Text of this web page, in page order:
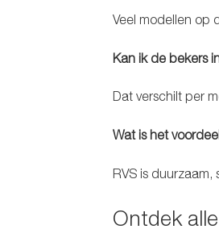
Veel modellen op
Kan ik de bekers
Dat verschilt per
Wat is het
RVS is
Ontdek